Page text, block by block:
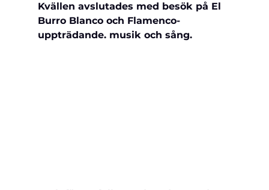
Kvällen avslutades med besök på El
Burro Blanco och Flamenco-
uppträdande. musik och sång.